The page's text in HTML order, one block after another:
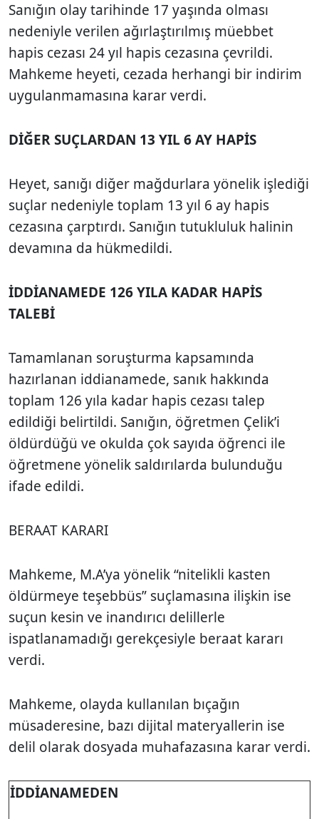
Sanığın olay tarihinde 17 yaşında olması
nedeniyle verilen ağırlaştırılmış müebbet
hapis cezası 24 yıl hapis cezasına çevrildi.
Mahkeme heyeti, cezada herhangi bir indirim
uygulanmamasına karar verdi.
DİĞER SUÇLARDAN 13 YIL 6 AY HAPİS
Heyet, sanığı diğer mağdurlara yönelik işlediği
suçlar nedeniyle toplam 13 yıl 6 ay hapis
cezasına çarptırdı. Sanığın tutukluluk halinin
devamına da hükmedildi.
İDDİANAMEDE 126 YILA KADAR HAPİS
TALEBİ
Tamamlanan soruşturma kapsamında
hazırlanan iddianamede, sanık hakkında
toplam 126 yıla kadar hapis cezası talep
edildiği belirtildi. Sanığın, öğretmen Çelik’i
öldürdüğü ve okulda çok sayıda öğrenci ile
öğretmene yönelik saldırılarda bulunduğu
ifade edildi.
BERAAT KARARI
Mahkeme, M.A’ya yönelik “nitelikli kasten
öldürmeye teşebbüs” suçlamasına ilişkin ise
suçun kesin ve inandırıcı delillerle
ispatlanamadığı gerekçesiyle beraat kararı
verdi.
Mahkeme, olayda kullanılan bıçağın
müsaderesine, bazı dijital materyallerin ise
delil olarak dosyada muhafazasına karar verdi.
İDDİANAMEDEN